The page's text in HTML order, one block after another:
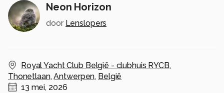
Neon Horizon
door Lenslopers
Royal Yacht Club België - clubhuis RYCB,
Thonetlaan,Antwerpen, België
13 mei, 2026